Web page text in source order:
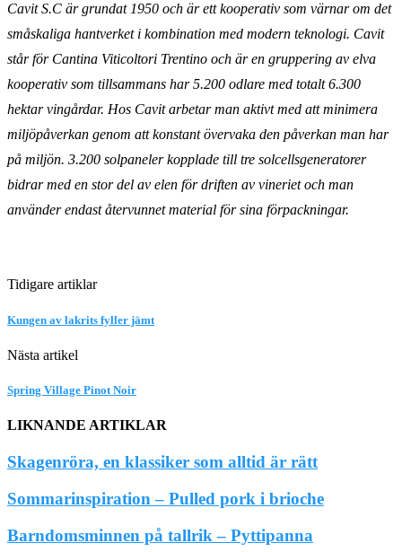
Cavit S.C är grundat 1950 och är ett kooperativ som värnar om det
småskaliga hantverket i kombination med modern teknologi. Cavit
står för Cantina Viticoltori Trentino och är en gruppering av elva
kooperativ som tillsammans har 5.200 odlare med totalt 6.300
hektar vingårdar. Hos Cavit arbetar man aktivt med att minimera
miljöpåverkan genom att konstant övervaka den påverkan man har
på miljön. 3.200 solpaneler kopplade till tre solcellsgeneratorer
bidrar med en stor del av elen för driften av vineriet och man
använder endast återvunnet material för sina förpackningar.
Tidigare artiklar
Kungen av lakrits fyller jämt
Nästa artikel
Spring Village Pinot Noir
LIKNANDE ARTIKLAR
Skagenröra, en klassiker som alltid är rätt
Sommarinspiration – Pulled pork i brioche
Barndomsminnen på tallrik – Pyttipanna